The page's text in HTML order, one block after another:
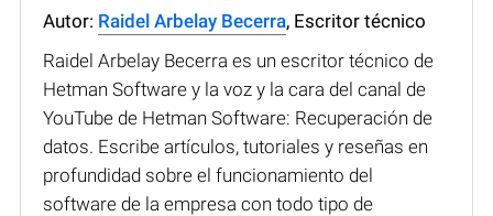
Autor: Raidel Arbelay Becerra, Escritor técnico
Raidel Arbelay Becerra es un escritor técnico de
Hetman Software y la voz y la cara del canal de
YouTube de Hetman Software: Recuperación de
datos. Escribe artículos, tutoriales y reseñas en
profundidad sobre el funcionamiento del
software de la empresa con todo tipo de